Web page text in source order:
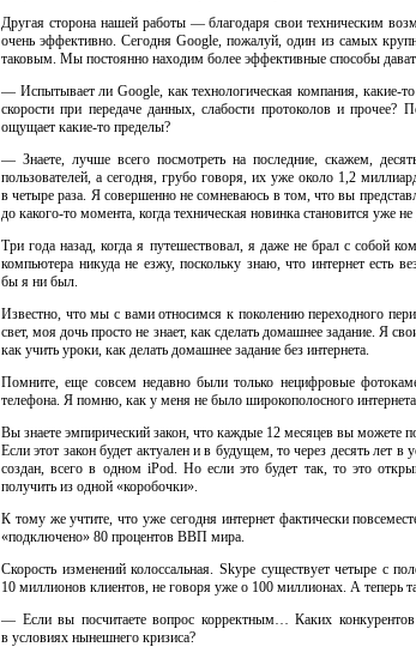
Другая сторона нашей работы — благодаря свои техническим
очень эффективно. Сегодня Google, пожалуй, один из самых
таковым. Мы постоянно находим более эффективные способы
— Испытывает ли Google, как технологическая компания, какие-то
скорости при передаче данных, слабости протоколов и
ощущает какие-то пределы?
— Знаете, лучше всего посмотреть на последние, скажем,
пользователей, а сегодня, грубо говоря, их уже около 1,2
в четыре раза. Я совершенно не сомневаюсь в том, что вы
до какого-то момента, когда техническая новинка становится уже
Три года назад, когда я путешествовал, я даже не брал с собой
компьютера никуда не езжу, поскольку знаю, что интернет есть
бы я ни был.
Известно, что мы с вами относимся к поколению переходного
свет, моя дочь просто не знает, как сделать домашнее задание. Я
как учить уроки, как делать домашнее задание без интернета.
Помните, еще совсем недавно были только нецифровые
телефона. Я помню, как у меня не было широкополосного
Вы знаете эмпирический закон, что каждые 12 месяцев вы можете
Если этот закон будет актуален и в будущем, то через десять лет
создан, всего в одном iPod. Но если это будет так, то это
получить из одной «коробочки».
К тому же учтите, что уже сегодня интернет фактически
«подключено» 80 процентов ВВП мира.
Скорость изменений колоссальная. Skype существует четыре с
10 миллионов клиентов, не говоря уже о 100 миллионах. А теперь
— Если вы посчитаете вопрос корректным… Каких
в условиях нынешнего кризиса?